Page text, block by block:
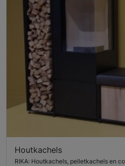
Houtkachels
RIKA: Houtkachels, pelletkachels en